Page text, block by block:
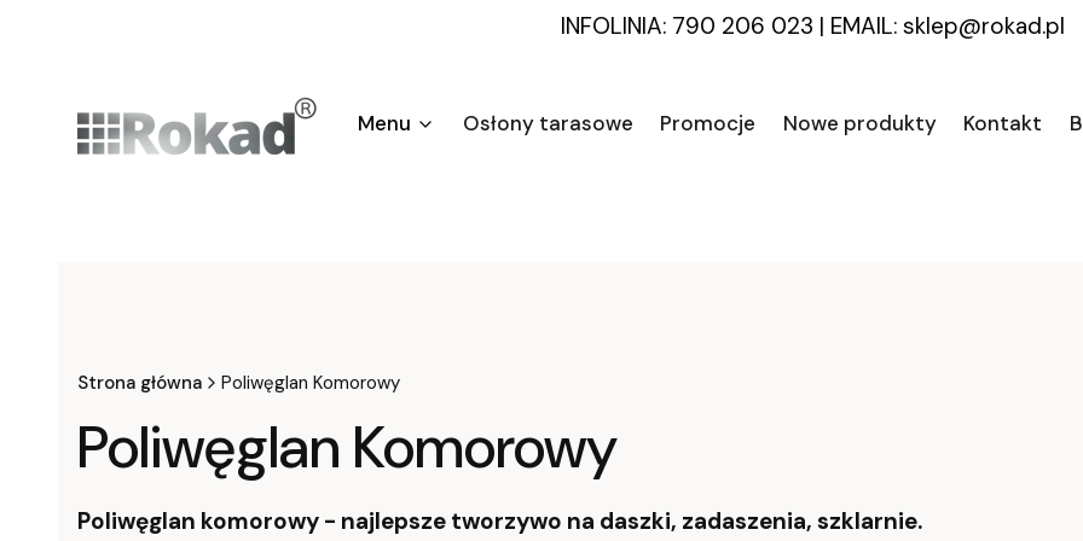
INFOLINIA: 790 206 023 | EMAIL: sklep@rokad.pl
Menu Osłony tarasowe Promocje Nowe produkty Kontakt
Strona główna Poliwęglan Komorowy
Poliwęglan Komorowy
Poliwęglan komorowy - najlepsze tworzywo na daszki, zadaszenia, szklarnie.